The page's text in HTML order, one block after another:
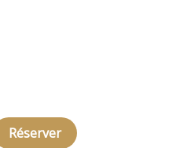
Réserver